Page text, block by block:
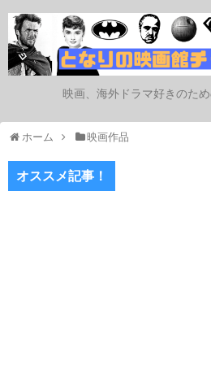
映画、海外ドラマ好きのため
ホーム 映画作品
オススメ記事！